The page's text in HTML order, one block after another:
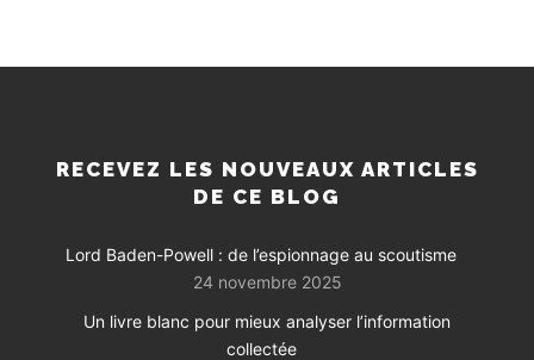
RECEVEZ LES NOUVEAUX ARTICLES
DE CE BLOG
Lord Baden-Powell : de l’espionnage au scoutisme
24 novembre 2025
Un livre blanc pour mieux analyser l’information
collectée